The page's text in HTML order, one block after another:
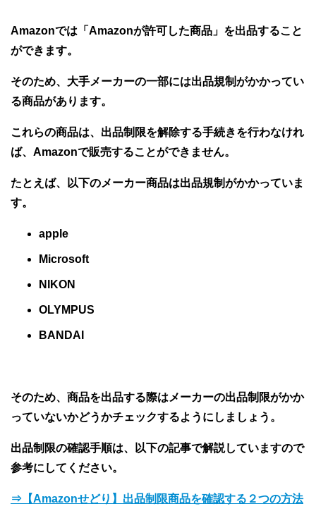
Amazonでは「Amazonが許可した商品」を出品すること
ができます。
そのため、大手メーカーの一部には出品規制がかかってい
る商品があります。
これらの商品は、出品制限を解除する手続きを行わなけれ
ば、Amazonで販売することができません。
たとえば、以下のメーカー商品は出品規制がかかっていま
す。
apple
Microsoft
NIKON
OLYMPUS
BANDAI
そのため、商品を出品する際はメーカーの出品制限がかか
っていないかどうかチェックするようにしましょう。
出品制限の確認手順は、以下の記事で解説していますので
参考にしてください。
⇒【Amazonせどり】出品制限商品を確認する２つの方法